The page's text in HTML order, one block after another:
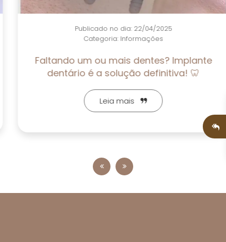
Publicado no dia: 22/04/2025
Categoria:Informações
Faltando um ou mais dentes? Implante
dentário é a solução definitiva! 🦷
Leia mais